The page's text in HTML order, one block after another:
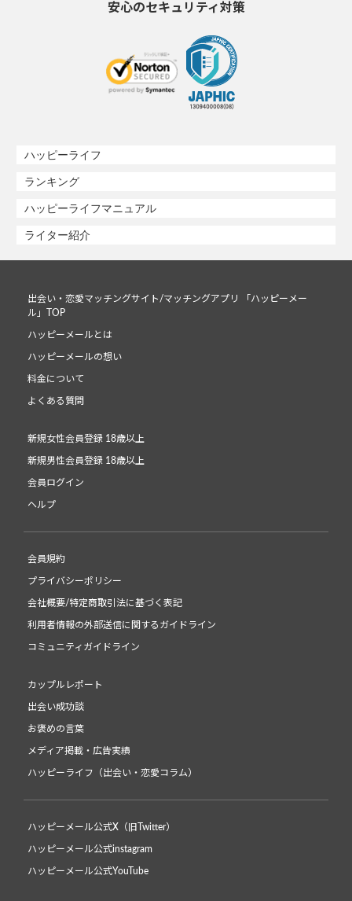
安心のセキュリティ対策
ハッピーライフ
ランキング
ハッピーライフマニュアル
ライター紹介
出会い・恋愛マッチングサイト/マッチングアプリ 「ハッピーメー
ル」TOP
ハッピーメールとは
ハッピーメールの想い
料金について
よくある質問
新規女性会員登録 18歳以上
新規男性会員登録 18歳以上
会員ログイン
ヘルプ
会員規約
プライバシーポリシー
会社概要/特定商取引法に基づく表記
利用者情報の外部送信に関するガイドライン
コミュニティガイドライン
カップルレポート
出会い成功談
お褒めの言葉
メディア掲載・広告実績
ハッピーライフ（出会い・恋愛コラム）
ハッピーメール公式X（旧Twitter）
ハッピーメール公式instagram
ハッピーメール公式YouTube